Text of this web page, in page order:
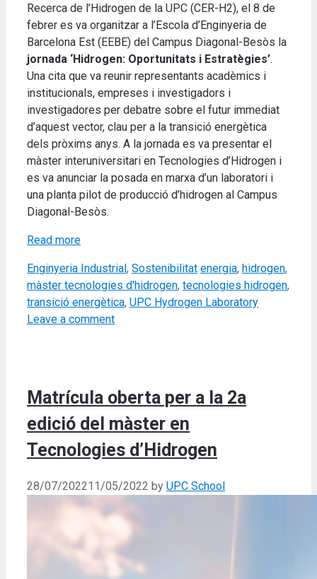
Recerca de l’Hidrogen de la UPC (CER-H2), el 8 de
febrer es va organitzar a l’Escola d’Enginyeria de
Barcelona Est (EEBE) del Campus Diagonal-Besòs la
jornada ‘Hidrogen: Oportunitats i Estratègies’.
Una cita que va reunir representants acadèmics i
institucionals, empreses i investigadors i
investigadores per debatre sobre el futur immediat
d’aquest vector, clau per a la transició energètica
dels pròxims anys. A la jornada es va presentar el
màster interuniversitari en Tecnologies d’Hidrogen i
es va anunciar la posada en marxa d’un laboratori i
una planta pilot de producció d’hidrogen al Campus
Diagonal-Besòs.
Read more
Categories
Enginyeria Industrial, Sostenibilitat Tags
energia, hidrogen,
màster tecnologies d'hidrogen, tecnologies hidrogen,
transició energètica, UPC Hydrogen Laboratory
Leave a comment
Matrícula oberta per a la 2a
edició del màster en
Tecnologies d’Hidrogen
28/07/202211/05/2022 by UPC School